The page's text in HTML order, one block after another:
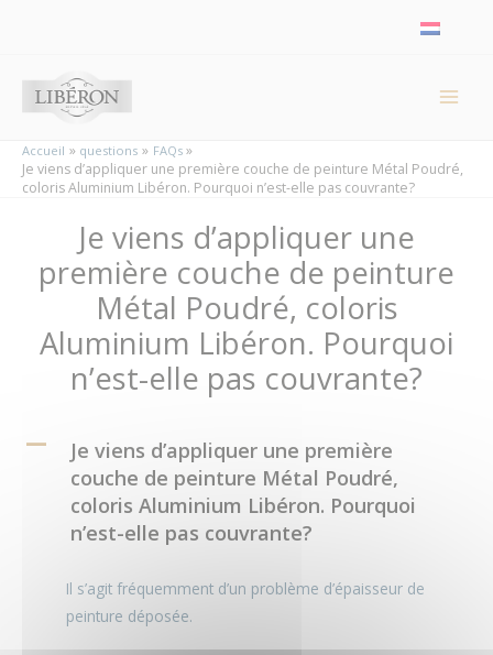
Accueil questions FAQs
Je viens d’appliquer une première couche de peinture Métal Poudré,
coloris Aluminium Libéron. Pourquoi n’est-elle pas couvrante?
Je viens d’appliquer une
première couche de peinture
Métal Poudré, coloris
Aluminium Libéron. Pourquoi
n’est-elle pas couvrante?
A
Je viens d’appliquer une première
couche de peinture Métal Poudré,
coloris Aluminium Libéron. Pourquoi
n’est-elle pas couvrante?
Il s’agit fréquemment d’un problème d’épaisseur de
peinture déposée.